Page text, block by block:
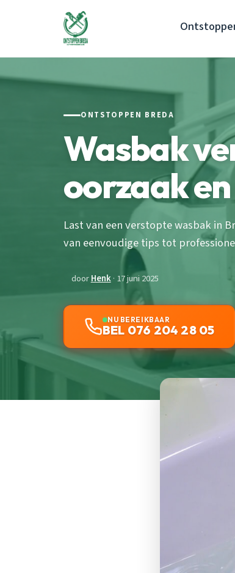
ONTSTOPPEN BREDA
Wasbak
oorzaak
Last van een verstopte wasbak in
van eenvoudige tips tot
doorHenk· 17 juni 2025
NU BEREIKBAAR
BEL 076 204 28 05